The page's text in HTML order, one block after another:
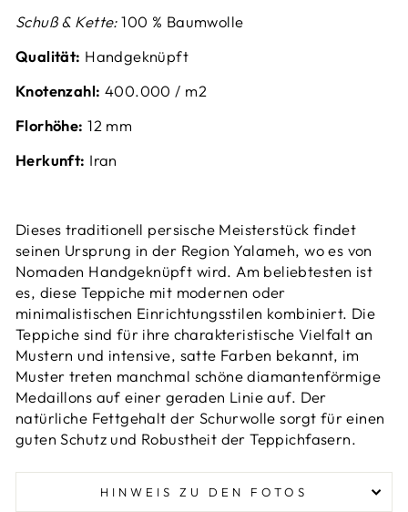
Schuß & Kette: 100 % Baumwolle
Qualität: Handgeknüpft
Knotenzahl: 400.000 / m2
Florhöhe: 12 mm
Herkunft: Iran
Dieses traditionell persische Meisterstück findet
seinen Ursprung in der Region Yalameh, wo es von
Nomaden Handgeknüpft wird. Am beliebtesten ist
es, diese Teppiche mit modernen oder
minimalistischen Einrichtungsstilen kombiniert. Die
Teppiche sind für ihre charakteristische Vielfalt an
Mustern und intensive, satte Farben bekannt, im
Muster treten manchmal schöne diamantenförmige
Medaillons auf einer geraden Linie auf. Der
natürliche Fettgehalt der Schurwolle sorgt für einen
guten Schutz und Robustheit der Teppichfasern.
HINWEIS ZU DEN FOTOS